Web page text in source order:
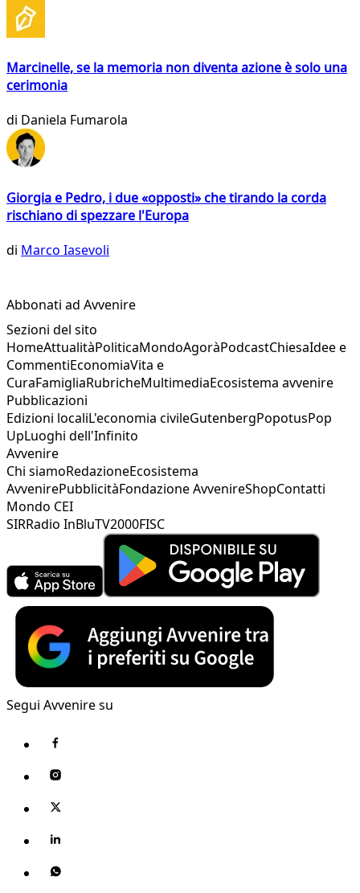
Marcinelle, se la memoria non diventa azione è solo una
cerimonia
di Daniela Fumarola
Giorgia e Pedro, i due «opposti» che tirando la corda
rischiano di spezzare l'Europa
di Marco Iasevoli
Abbonati ad Avvenire
Sezioni del sito
HomeAttualitàPoliticaMondoAgoràPodcastChiesaIdee e
CommentiEconomiaVita e
CuraFamigliaRubricheMultimediaEcosistema avvenire
Pubblicazioni
Edizioni localiL'economia civileGutenbergPopotusPop
UpLuoghi dell'Infinito
Avvenire
Chi siamoRedazioneEcosistema
AvvenirePubblicitàFondazione AvvenireShopContatti
Mondo CEI
SIRRadio InBluTV2000FISC
Segui Avvenire su